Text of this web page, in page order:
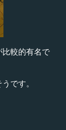
較的有名で
です。